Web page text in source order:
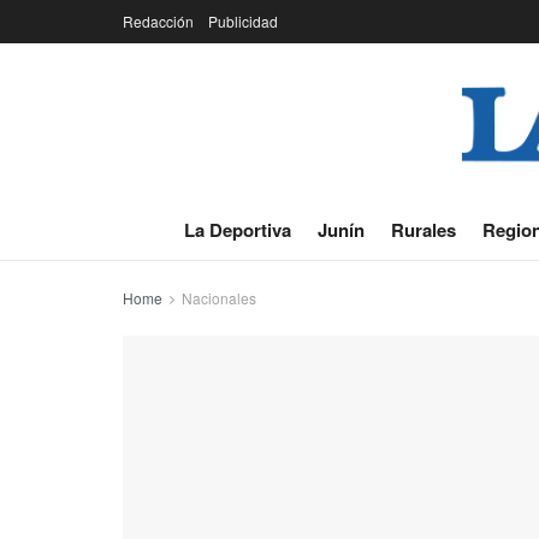
Redacción Publicidad
La Deportiva Junín Rurales
Home Nacionales